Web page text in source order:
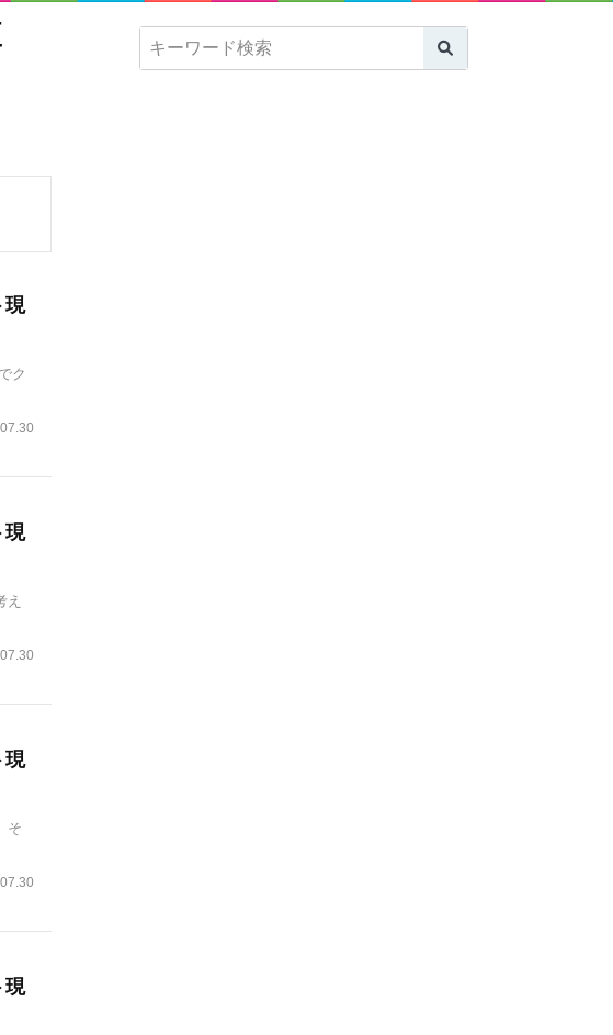
現
ク
現
え
現
そ
現